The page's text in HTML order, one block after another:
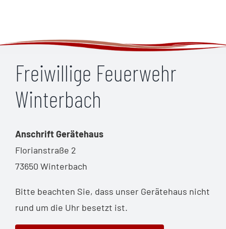
Freiwillige Feuerwehr
Winterbach
Anschrift Gerätehaus
Florianstraße 2
73650 Winterbach
Bitte beachten Sie, dass unser Gerätehaus nicht
rund um die Uhr besetzt ist.